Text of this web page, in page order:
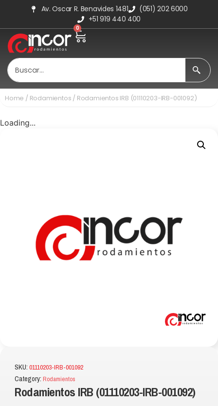
Av. Oscar R. Benavides 1481
(051) 202 6000
+51 919 440 400
0
Home / Rodamientos / Rodamientos IRB (01110203-IRB-001092)
Loading...
SKU: 01110203-IRB-001092
Category: Rodamientos
Rodamientos IRB (01110203-IRB-001092)